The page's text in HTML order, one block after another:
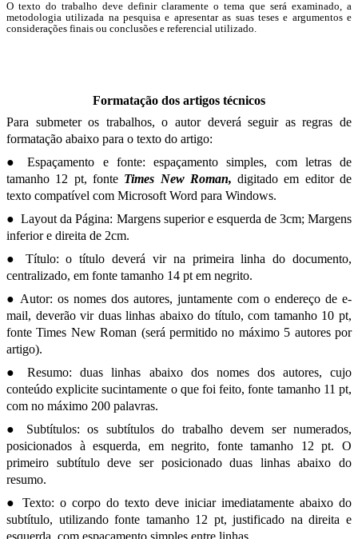
O texto do trabalho deve definir claramente o tema que será examinado, a
metodologia utilizada na pesquisa e apresentar as suas teses e argumentos e
considerações finais ou conclusões e referencial utilizado.
Formatação dos artigos técnicos
Para submeter os trabalhos, o autor deverá seguir as regras de
formatação abaixo para o texto do artigo:
● Espaçamento e fonte: espaçamento simples, com letras de
tamanho 12 pt, fonte Times New Roman,digitado em editor de
texto compatível com Microsoft Word para Windows.
● Layout da Página: Margens superior e esquerda de 3cm; Margens
inferior e direita de 2cm.
● Título: o título deverá vir na primeira linha do documento,
centralizado, em fonte tamanho 14 pt em negrito.
● Autor: os nomes dos autores, juntamente com o endereço de e-
mail, deverão vir duas linhas abaixo do título, com tamanho 10 pt,
fonte Times New Roman (será permitido no máximo 5 autores por
artigo).
● Resumo: duas linhas abaixo dos nomes dos autores, cujo
conteúdo explicite sucintamente o que foi feito, fonte tamanho 11 pt,
com no máximo 200 palavras.
● Subtítulos: os subtítulos do trabalho devem ser numerados,
posicionados à esquerda, em negrito, fonte tamanho 12 pt. O
primeiro subtítulo deve ser posicionado duas linhas abaixo do
resumo.
● Texto: o corpo do texto deve iniciar imediatamente abaixo do
subtítulo, utilizando fonte tamanho 12 pt, justificado na direita e